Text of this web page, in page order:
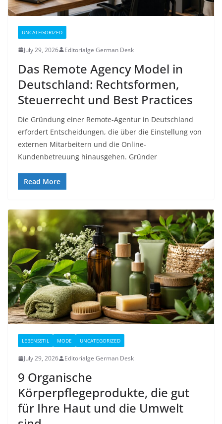
UNCATEGORIZED
July 29, 2026 Editorialge German Desk
Das Remote Agency Model in
Deutschland: Rechtsformen,
Steuerrecht und Best Practices
Die Gründung einer Remote-Agentur in Deutschland
erfordert Entscheidungen, die über die Einstellung von
externen Mitarbeitern und die Online-
Kundenbetreuung hinausgehen. Gründer
Read More
LEBENSSTIL MODE UNCATEGORIZED
July 29, 2026 Editorialge German Desk
9 Organische
Körperpflegeprodukte, die gut
für Ihre Haut und die Umwelt